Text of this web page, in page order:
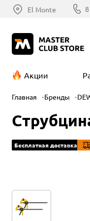
El Monte
Акции
Главная Бренды
Бесплатная доставка